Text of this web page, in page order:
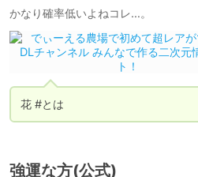
かなり確率低いよねコレ…。
花 #とは
強運な方(公式)